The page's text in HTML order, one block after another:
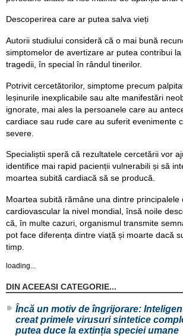
Descoperirea care ar putea salva vieți
Autorii studiului consideră că o mai bună
simptomelor de avertizare ar putea contribui
tragedii, în special în rândul tinerilor.
Potrivit cercetătorilor, simptome precum
leșinurile inexplicabile sau alte manifestări
ignorate, mai ales la persoanele care au
cardiace sau rude care au suferit evenimente
severe.
Specialiștii speră că rezultatele cercetării vor
identifice mai rapid pacienții vulnerabili și să
moartea subită cardiacă să se producă.
Moartea subită rămâne una dintre principalele
cardiovascular la nivel mondial, însă noile
că, în multe cazuri, organismul transmite
pot face diferența dintre viață și moarte dacă
timp.
loading...
DIN ACEEASI CATEGORIE...
Încă un motiv de îngrijorare:
creat primele virusuri sintetice
putea duce la extinția speciei umane